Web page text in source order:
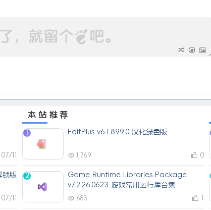
07/11
锁版
07/11
本站推荐
EditPlus v6.1.899.0 汉化绿色版
1,769 0
2
Game Runtime Libraries Package
v7.2.26.0623-游戏常用运行库合集
683